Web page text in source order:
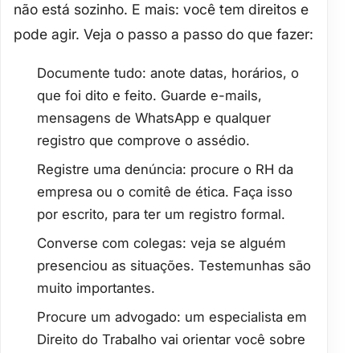
não está sozinho. E mais: você tem direitos e
pode agir. Veja o passo a passo do que fazer:
Documente tudo: anote datas, horários, o
que foi dito e feito. Guarde e-mails,
mensagens de WhatsApp e qualquer
registro que comprove o assédio.
Registre uma denúncia: procure o RH da
empresa ou o comitê de ética. Faça isso
por escrito, para ter um registro formal.
Converse com colegas: veja se alguém
presenciou as situações. Testemunhas são
muito importantes.
Procure um advogado: um especialista em
Direito do Trabalho vai orientar você sobre